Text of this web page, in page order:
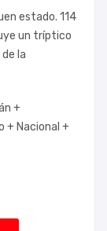
estado. 114
un tríptico
la
+
+ Nacional +